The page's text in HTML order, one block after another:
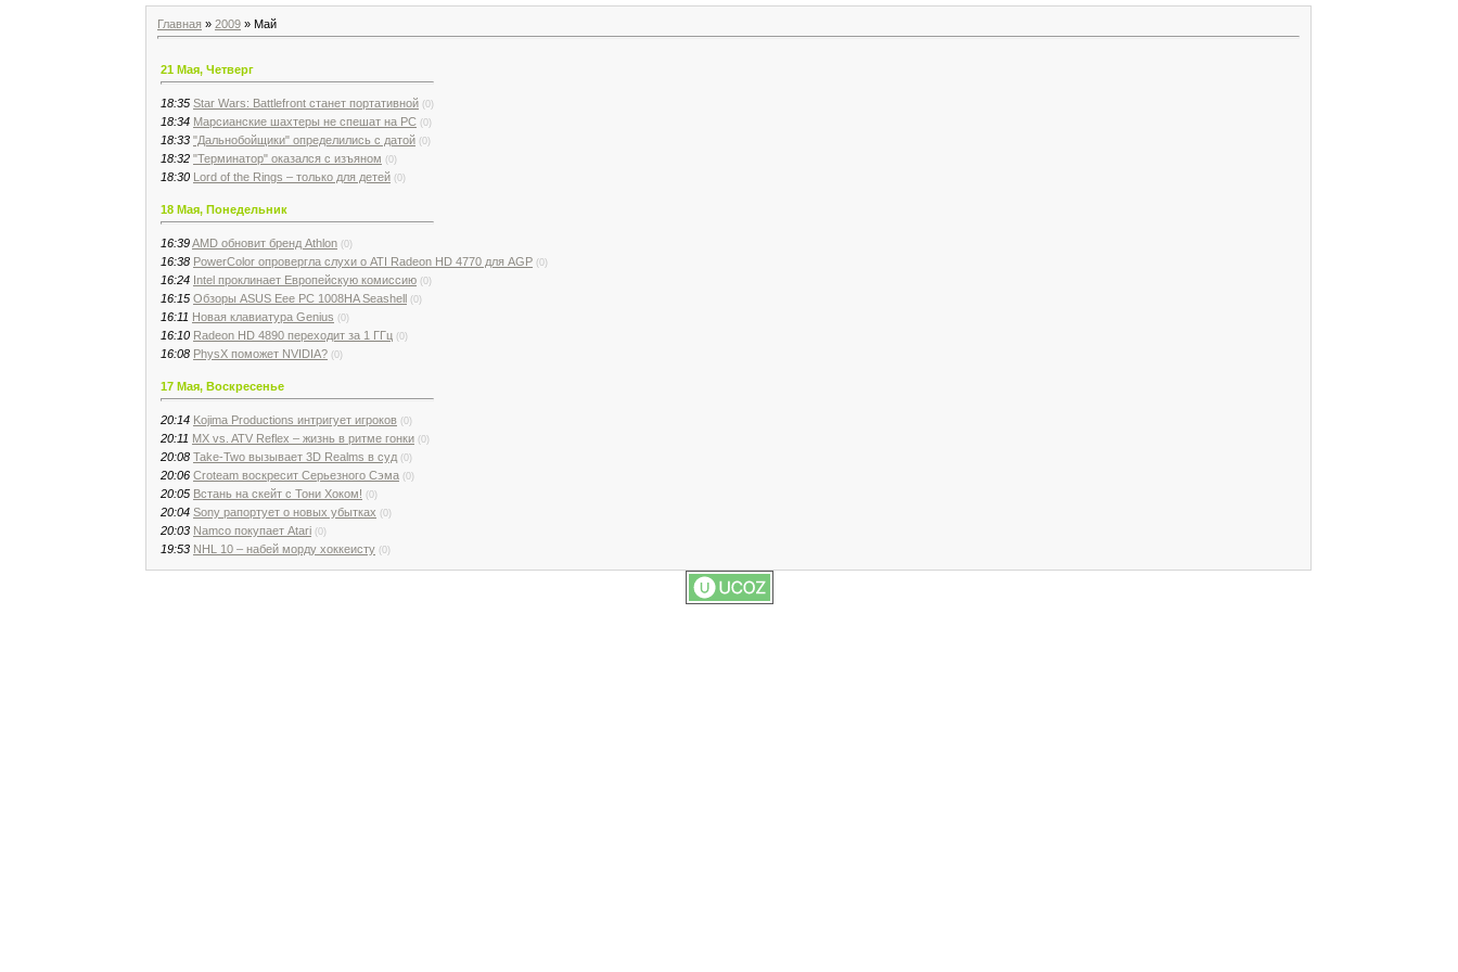
Главная » 2009 » Май
21 Мая, Четверг
18:35 Star Wars: Battlefront станет портативной (0)
18:34 Марсианские шахтеры не спешат на РС (0)
18:33 "Дальнобойщики" определились с датой (0)
18:32 "Терминатор" оказался с изъяном (0)
18:30 Lord of the Rings – только для детей (0)
18 Мая, Понедельник
16:39AMD обновит бренд Athlon (0)
16:38 PowerColor опровергла слухи о ATI Radeon HD 4770 для AGP (0)
16:24 Intel проклинает Европейскую комиссию (0)
16:15 Обзоры ASUS Eee PC 1008HA Seashell (0)
16:11 Новая клавиатура Genius (0)
16:10 Radeon HD 4890 переходит за 1 ГГц (0)
16:08 PhysX поможет NVIDIA? (0)
17 Мая, Воскресенье
20:14 Kojima Productions интригует игроков (0)
20:11 MX vs. ATV Reflex – жизнь в ритме гонки (0)
20:08 Take-Two вызывает 3D Realms в суд (0)
20:06 Croteam воскресит Серьезного Сэма (0)
20:05 Встань на скейт с Тони Хоком! (0)
20:04 Sony рапортует о новых убытках (0)
20:03 Namco покупает Atari (0)
19:53 NHL 10 – набей морду хоккеисту (0)